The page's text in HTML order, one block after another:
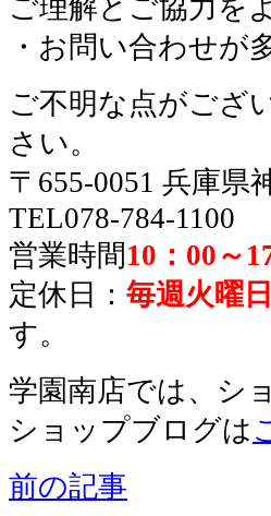
ご理解とご協力を
・お問い合わせが
ご不明な点がござ
さい。
〒655-0051 兵庫県
TEL078-784-1100
営業時間 10：00～
定休日： 毎週火曜日
す。
学園南店では、シ
ショップブログは
前の記事